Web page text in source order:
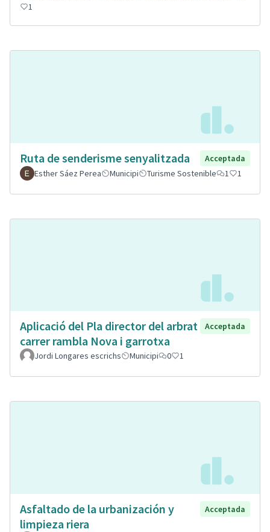
1
Ruta de senderisme senyalitzada
Acceptada
Esther Sáez Perea
Municipi Turisme Sostenible 1 1
Aplicació del Pla director del arbrat
carrer rambla Nova i garrotxa
Acceptada
Jordi Longares escrichs Municipi 0 1
Asfaltado de la urbanización y
limpieza riera
Acceptada